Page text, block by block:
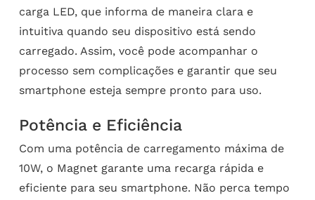
carga LED, que informa de maneira clara e
intuitiva quando seu dispositivo está sendo
carregado. Assim, você pode acompanhar o
processo sem complicações e garantir que seu
smartphone esteja sempre pronto para uso.
Potência e Eficiência
Com uma potência de carregamento máxima de
10W, o Magnet garante uma recarga rápida e
eficiente para seu smartphone. Não perca tempo